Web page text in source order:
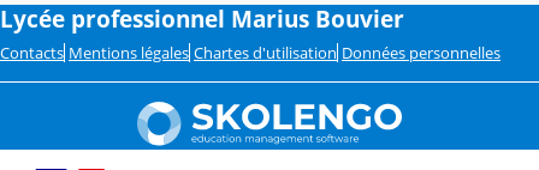
Lycée professionnel Marius Bouvier
Contacts Mentions légales Chartes d'utilisation Données personnelles